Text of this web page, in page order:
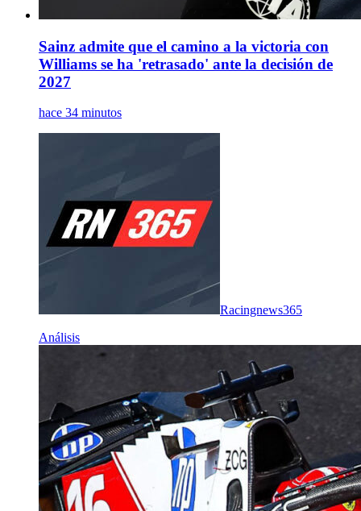
Sainz admite que el camino a la victoria con
Williams se ha 'retrasado' ante la decisión de
2027
hace 34 minutos
Racingnews365
Análisis